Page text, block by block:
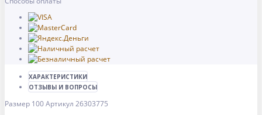
ХАРАКТЕРИСТИКИ
ОТЗЫВЫ И ВОПРОСЫ
Размер 100Артикул 26303775